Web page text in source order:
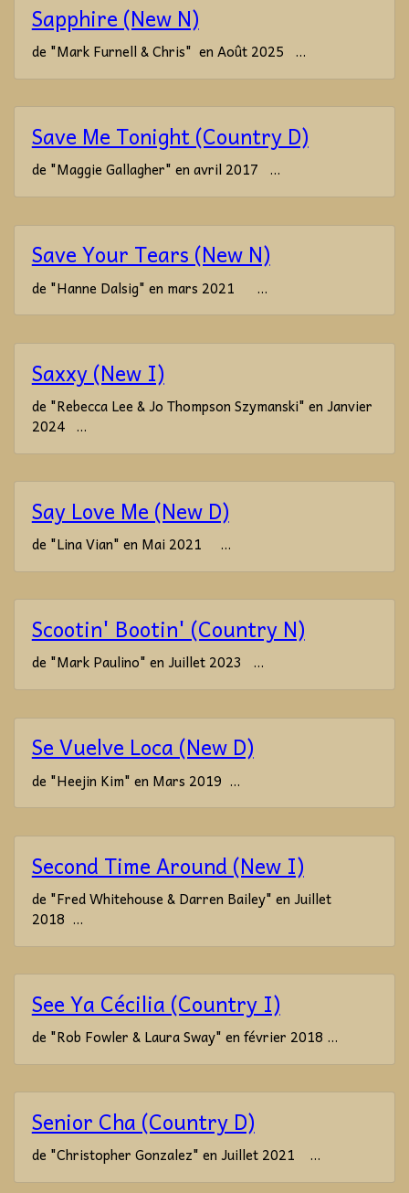
Sapphire (New N)
de "Mark Furnell & Chris" en Août 2025 ...
Save Me Tonight (Country D)
de "Maggie Gallagher" en avril 2017 ...
Save Your Tears (New N)
de "Hanne Dalsig" en mars 2021 ...
Saxxy (New I)
de "Rebecca Lee & Jo Thompson Szymanski" en Janvier
2024 ...
Say Love Me (New D)
de "Lina Vian" en Mai 2021 ...
Scootin' Bootin' (Country N)
de "Mark Paulino" en Juillet 2023 ...
Se Vuelve Loca (New D)
de "Heejin Kim" en Mars 2019 ...
Second Time Around (New I)
de "Fred Whitehouse & Darren Bailey" en Juillet
2018 ...
See Ya Cécilia (Country I)
de "Rob Fowler & Laura Sway" en février 2018 ...
Senior Cha (Country D)
de "Christopher Gonzalez" en Juillet 2021 ...